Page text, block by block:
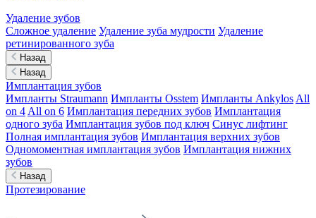
Удаление зубов
Сложное удаление Удаление зуба мудрости Удаление
ретинированного зуба
Назад
Назад
Имплантация зубов
Импланты Straumann Импланты Osstem Импланты Ankylos All
on 4 All on 6 Имплантация передних зубов Имплантация
одного зуба Имплантация зубов под ключ Синус лифтинг
Полная имплантация зубов Имплантация верхних зубов
Одномоментная имплантация зубов Имплантация нижних
зубов
Назад
Протезирование